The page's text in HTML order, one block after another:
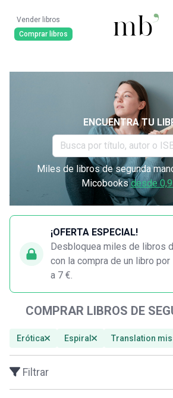
Vender libros
Comprar libros
ENCUENTRA TU
Miles de libros de segunda
Micobooksdesde
¡OFERTA ESPECIAL!
Desbloquea miles de libros
con la compra de un libro
a 7 €.
COMPRAR LIBROS DE
Erótica Espiral Translation
Filtrar